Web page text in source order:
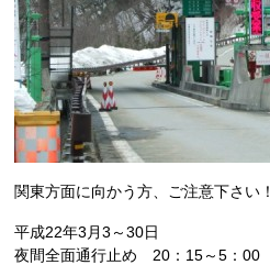
関東方面に向かう方、ご注意下さい！
平成22年3月3～30日
夜間全面通行止め 20：15～5：00